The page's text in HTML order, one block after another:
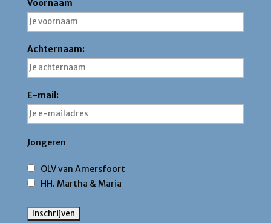
Voornaam
Achternaam:
E-mail:
Jongeren
OLV van Amersfoort
HH. Martha & Maria